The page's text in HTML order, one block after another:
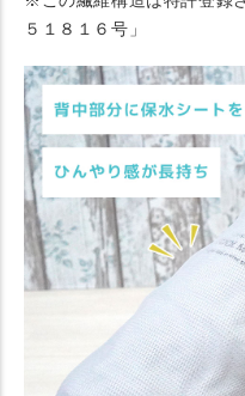
５１８１６号」